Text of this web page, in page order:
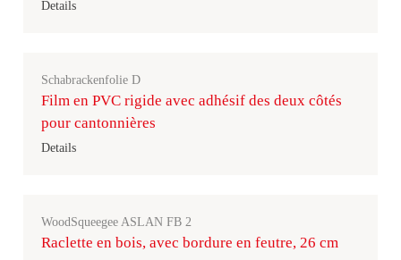
Details
Schabrackenfolie D
Film en PVC rigide avec adhésif des deux côtés
pour cantonnières
Details
WoodSqueegee ASLAN FB 2
Raclette en bois, avec bordure en feutre, 26 cm